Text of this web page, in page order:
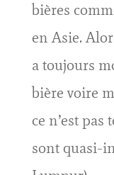
bières
en Asie.
a toujours
bière voire
ce n’est
sont quasi-